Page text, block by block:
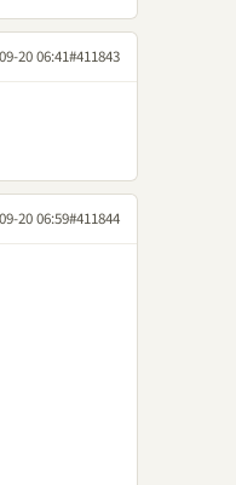
20 06:41#411843
20 06:59#411844